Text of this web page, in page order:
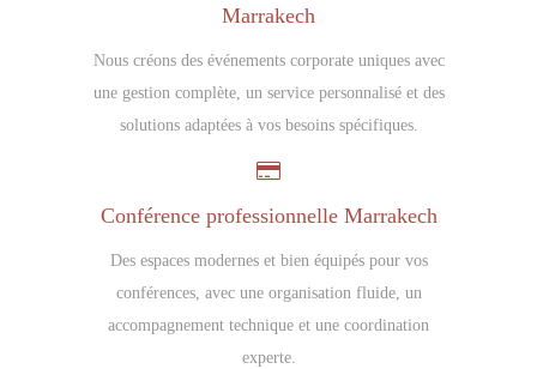
Marrakech
Nous créons des événements corporate uniques avec
une gestion complète, un service personnalisé et des
solutions adaptées à vos besoins spécifiques.
Conférence professionnelle Marrakech
Des espaces modernes et bien équipés pour vos
conférences, avec une organisation fluide, un
accompagnement technique et une coordination
experte.